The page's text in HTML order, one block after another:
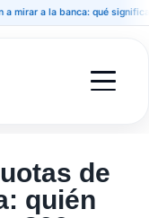
a la banca: qué significa
de
quién